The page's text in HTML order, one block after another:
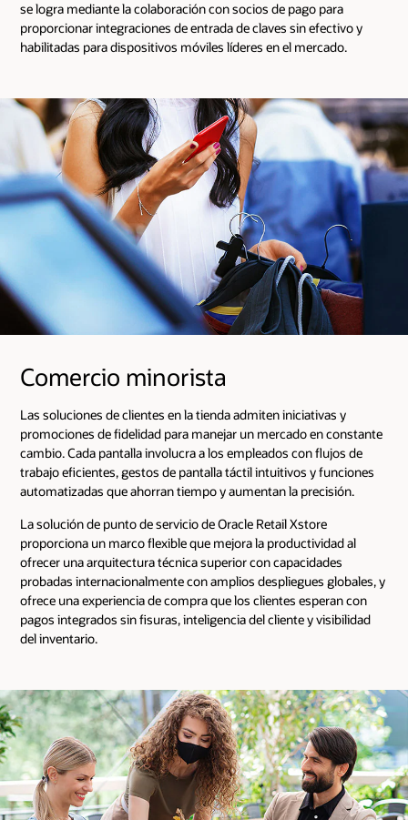
se logra mediante la colaboración con socios de pago para
proporcionar integraciones de entrada de claves sin efectivo y
habilitadas para dispositivos móviles líderes en el mercado.
Comercio minorista
Las soluciones de clientes en la tienda admiten iniciativas y
promociones de fidelidad para manejar un mercado en constante
cambio. Cada pantalla involucra a los empleados con flujos de
trabajo eficientes, gestos de pantalla táctil intuitivos y funciones
automatizadas que ahorran tiempo y aumentan la precisión.
La solución de punto de servicio de Oracle Retail Xstore
proporciona un marco flexible que mejora la productividad al
ofrecer una arquitectura técnica superior con capacidades
probadas internacionalmente con amplios despliegues globales, y
ofrece una experiencia de compra que los clientes esperan con
pagos integrados sin fisuras, inteligencia del cliente y visibilidad
del inventario.